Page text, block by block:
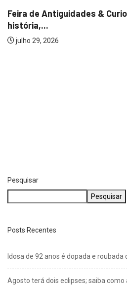
Feira de Antiguidades &
história,...
julho 29, 2026
Pesquisar
Pesquisar
Posts Recentes
Idosa de 92 anos é dopada e
Agosto terá dois eclipses; saiba